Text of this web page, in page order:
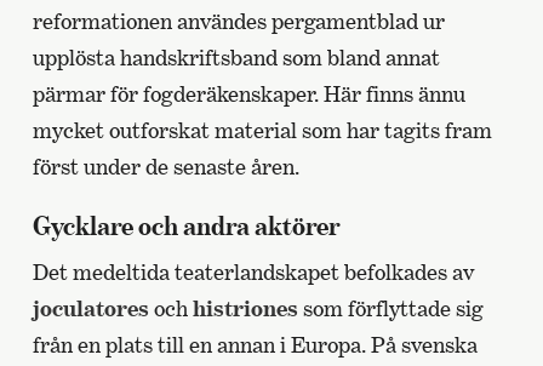
reformationen användes pergamentblad ur
upplösta handskriftsband som bland annat
pärmar för fogderäkenskaper. Här finns ännu
mycket outforskat material som har tagits fram
först under de senaste åren.
Gycklare och andra aktörer
Det medeltida teaterlandskapet befolkades av
joculatores och histriones som förflyttade sig
från en plats till en annan i Europa. På svenska